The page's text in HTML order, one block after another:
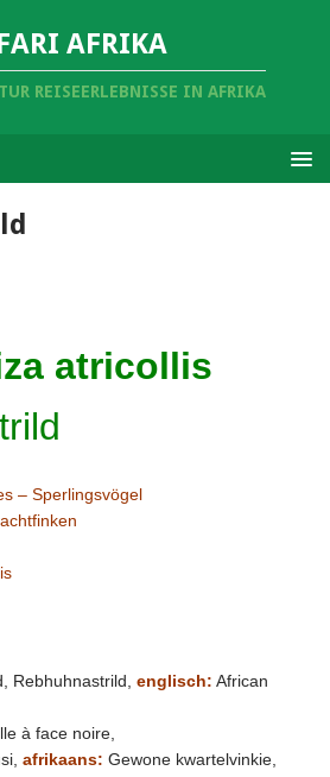
AFRIKA
REISEERLEBNISSE IN AFRIKA
atricollis
– Sperlingsvögel
Rebhuhnastrild, englisch: African
à face noire
afrikaans: Gewone kwartelvinkie,